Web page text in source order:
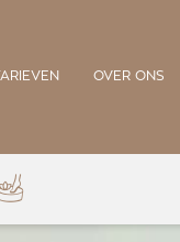
OVER ONS